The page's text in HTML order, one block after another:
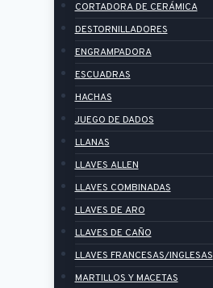
CORTADORA DE CERÁMICA
DESTORNILLADORES
ENGRAMPADORA
ESCUADRAS
HACHAS
JUEGO DE DADOS
LLANAS
LLAVES ALLEN
LLAVES COMBINADAS
LLAVES DE ARO
LLAVES DE CAÑO
LLAVES FRANCESAS/INGLESAS
MARTILLOS Y MACETAS